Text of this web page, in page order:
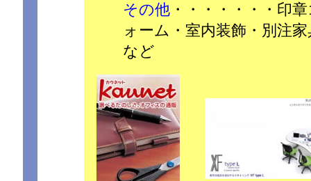
その他 ・・・・・・・印
ォーム・室内装飾・別注
など